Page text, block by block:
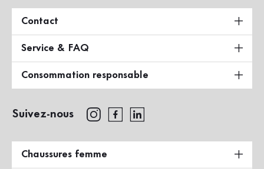
Contact
Service & FAQ
Consommation responsable
Suivez-nous
Chaussures femme